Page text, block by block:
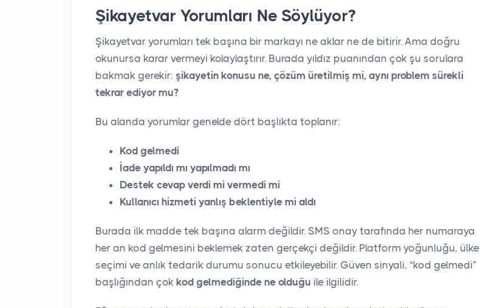
Şikayetvar Yorumları Ne Söylüyor?
Şikayetvar yorumları tek başına bir markayı ne aklar ne de bitirir. Ama doğru
okunursa karar vermeyi kolaylaştırır. Burada yıldız puanından çok şu sorulara
bakmak gerekir: şikayetin konusu ne, çözüm üretilmiş mi, aynı problem sürekli
tekrar ediyor mu?
Bu alanda yorumlar genelde dört başlıkta toplanır:
Kod gelmedi
İade yapıldı mı yapılmadı mı
Destek cevap verdi mi vermedi mi
Kullanıcı hizmeti yanlış beklentiyle mi aldı
Burada ilk madde tek başına alarm değildir. SMS onay tarafında her numaraya
her an kod gelmesini beklemek zaten gerçekçi değildir. Platform yoğunluğu, ülke
seçimi ve anlık tedarik durumu sonucu etkileyebilir. Güven sinyali, “kod gelmedi”
başlığından çok kod gelmediğinde ne olduğu ile ilgilidir.